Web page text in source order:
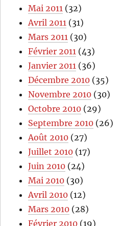
Mai 2011 (32)
Avril 2011 (31)
Mars 2011 (30)
Février 2011 (43)
Janvier 2011 (36)
Décembre 2010 (35)
Novembre 2010 (30)
Octobre 2010 (29)
Septembre 2010 (26)
Août 2010 (27)
Juillet 2010 (17)
Juin 2010 (24)
Mai 2010 (30)
Avril 2010 (12)
Mars 2010 (28)
Février 2010 (19)